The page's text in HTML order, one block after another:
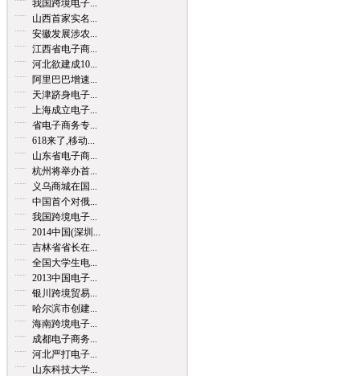
我国跨境电子...
山西首家实名...
安徽发展涉农...
江西省电子商...
河北欲建成10...
阿里巴巴增速...
天津跻身电子...
上海成立电子...
省电子商务专...
618来了,移动...
山东省电子商...
杭州将举办首...
义乌商城在国...
中国首个对俄...
我国跨境电子...
2014中国(深圳...
吉林省省长在...
全国大学生电...
2013中国电子...
银川跨境贸易...
哈尔滨市创建...
海南跨境电子...
成都电子商务...
河北严打电子...
山东科技大学...